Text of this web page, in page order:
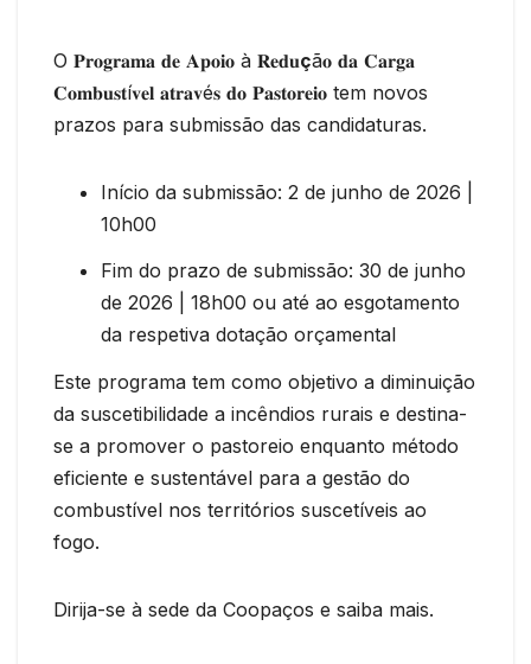
O 𝐏𝐫𝐨𝐠𝐫𝐚𝐦𝐚 𝐝𝐞 𝐀𝐩𝐨𝐢𝐨 à 𝐑𝐞𝐝𝐮çã𝐨 𝐝𝐚 𝐂𝐚𝐫𝐠𝐚
𝐂𝐨𝐦𝐛𝐮𝐬𝐭í𝐯𝐞𝐥 𝐚𝐭𝐫𝐚𝐯é𝐬 𝐝𝐨 𝐏𝐚𝐬𝐭𝐨𝐫𝐞𝐢𝐨 tem novos
prazos para submissão das candidaturas.
Início da submissão: 2 de junho de 2026 |
10h00
Fim do prazo de submissão: 30 de junho
de 2026 | 18h00 ou até ao esgotamento
da respetiva dotação orçamental
Este programa tem como objetivo a diminuição
da suscetibilidade a incêndios rurais e destina-
se a promover o pastoreio enquanto método
eficiente e sustentável para a gestão do
combustível nos territórios suscetíveis ao
fogo.
Dirija-se à sede da Coopaços e saiba mais.